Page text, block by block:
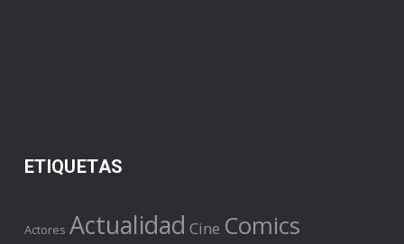
ETIQUETAS
Actores Actualidad Cine Comics